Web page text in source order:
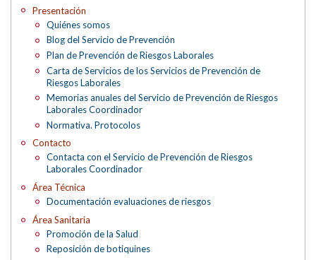
Presentación
Quiénes somos
Blog del Servicio de Prevención
Plan de Prevención de Riesgos Laborales
Carta de Servicios de los Servicios de Prevención de
Riesgos Laborales
Memorias anuales del Servicio de Prevención de Riesgos
Laborales Coordinador
Normativa. Protocolos
Contacto
Contacta con el Servicio de Prevención de Riesgos
Laborales Coordinador
Área Técnica
Documentación evaluaciones de riesgos
Área Sanitaria
Promoción de la Salud
Reposición de botiquines